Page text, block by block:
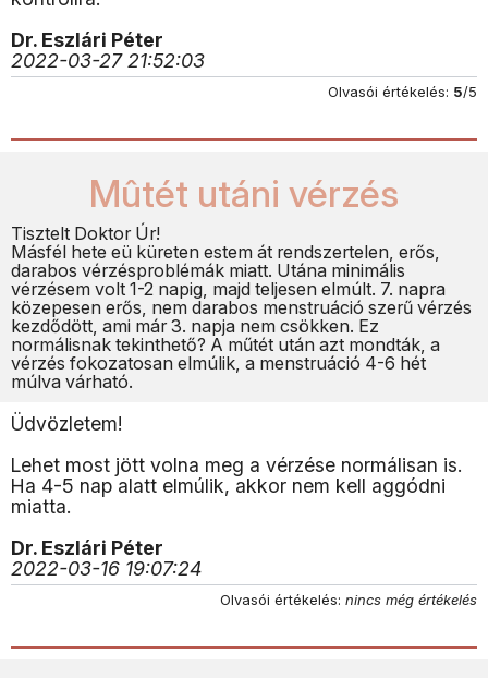
Dr. Eszlári Péter
2022-03-27 21:52:03
Olvasói értékelés: 5/5
Mûtét utáni vérzés
Tisztelt Doktor Úr!
Másfél hete eü küreten estem át rendszertelen, erős,
darabos vérzésproblémák miatt. Utána minimális
vérzésem volt 1-2 napig, majd teljesen elmúlt. 7. napra
közepesen erős, nem darabos menstruáció szerű vérzés
kezdődött, ami már 3. napja nem csökken. Ez
normálisnak tekinthető? A műtét után azt mondták, a
vérzés fokozatosan elmúlik, a menstruáció 4-6 hét
múlva várható.
Üdvözletem!
Lehet most jött volna meg a vérzése normálisan is.
Ha 4-5 nap alatt elmúlik, akkor nem kell aggódni
miatta.
Dr. Eszlári Péter
2022-03-16 19:07:24
Olvasói értékelés: nincs még értékelés